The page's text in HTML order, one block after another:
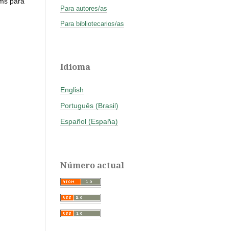
Para autores/as
Para bibliotecarios/as
Idioma
English
Português (Brasil)
Español (España)
Número actual